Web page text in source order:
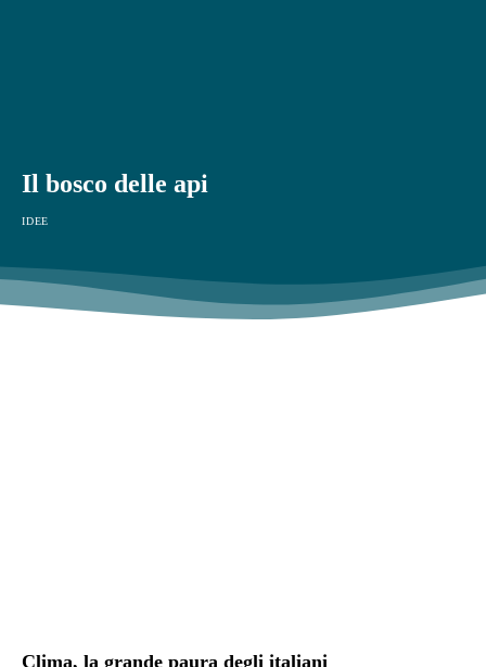
Il bosco delle api
IDEE
Clima, la grande paura degli italiani